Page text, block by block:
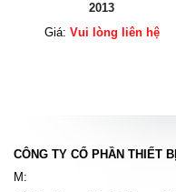
2013
Giá: Vui lòng liên hệ
CÔNG TY CỔ PHẦN THIẾT
M: